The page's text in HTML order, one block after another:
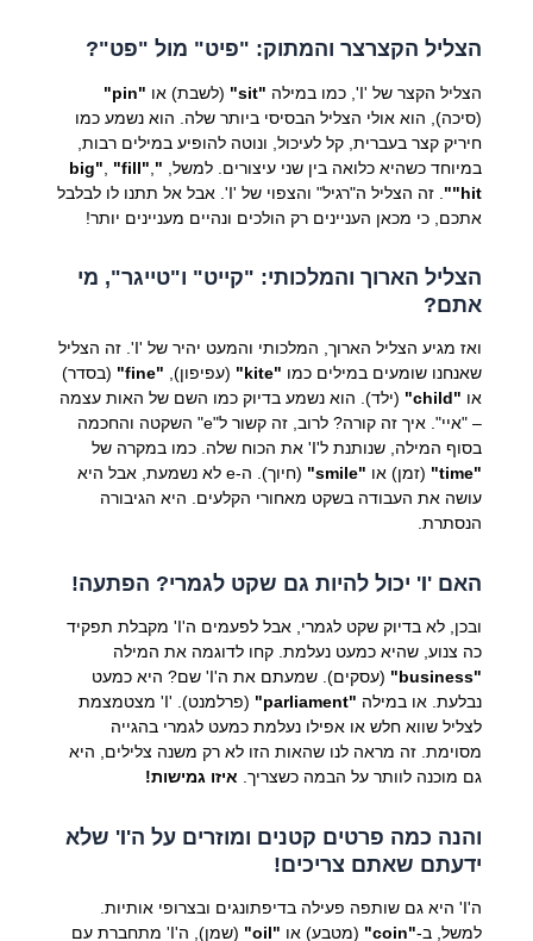
הצליל הקצרצר והמתוק: "פיט" מול "פט"?
הצליל הקצר של 'I', כמו במילה "sit" (לשבת) או "pin"
(סיכה), הוא אולי הצליל הבסיסי ביותר שלה. הוא נשמע כמו
חיריק קצר בעברית, קל לעיכול, ונוטה להופיע במילים רבות,
במיוחד כשהיא כלואה בין שני עיצורים. למשל, "big"
"fill"
"hit"
. זה הצליל ה"רגיל" והצפוי של 'I'. אבל אל תתנו לו לבלבל
אתכם, כי מכאן העניינים רק הולכים ונהיים מעניינים יותר!
הצליל הארוך והמלכותי: "קייט" ו"טייגר", מי
אתם?
ואז מגיע הצליל הארוך, המלכותי והמעט יהיר של 'I'. זה הצליל
שאנחנו שומעים במילים כמו "kite" (עפיפון), "fine"
(בסדר)
או "child"
(ילד). הוא נשמע בדיוק כמו השם של האות עצמה
– "איי". איך זה קורה? לרוב, זה קשור ל"e" השקטה והחכמה
בסוף המילה, שנותנת ל'I' את הכוח שלה. כמו במקרה של
"time"
(זמן) או "smile"
(חיוך). ה-e לא נשמעת, אבל היא
עושה את העבודה בשקט מאחורי הקלעים. היא הגיבורה
הנסתרת.
האם 'I' יכול להיות גם שקט לגמרי? הפתעה!
ובכן, לא בדיוק שקט לגמרי, אבל לפעמים ה'I' מקבלת תפקיד
כה צנוע, שהיא כמעט נעלמת. קחו לדוגמה את המילה
"business"
(עסקים). שמעתם את ה'I' שם? היא כמעט
נבלעת. או במילה "parliament"
(פרלמנט). 'I' מצטמצמת
לצליל שווא חלש או אפילו נעלמת כמעט לגמרי בהגייה
מסוימת. זה מראה לנו שהאות הזו לא רק משנה צלילים, היא
גם מוכנה לוותר על הבמה כשצריך. איזו גמישות!
והנה כמה פרטים קטנים ומוזרים על ה'I' שלא
ידעתם שאתם צריכים!
ה'I' היא גם שותפה פעילה בדיפתונגים ובצרופי אותיות.
למשל, ב-"coin" (מטבע) או "oil" (שמן), ה'I' מתחברת עם